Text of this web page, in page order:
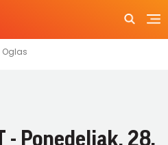
- Ponedeljak, 28.